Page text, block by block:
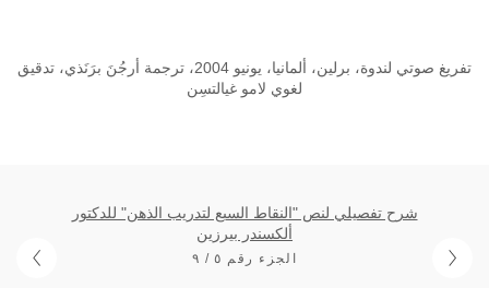
تفريغ صوتي لندوة، برلين، ألمانيا، يونيو 2004، ترجمة أرجُنَ برَنَذي، تدقيق
لغوي لامو غيالتسِن
شرح تفصيلي لنص "النقاط السبع لتدريب الذهن" للدكتور
ألكسندر بيرزين
الجزء رقم ٥ / ٩